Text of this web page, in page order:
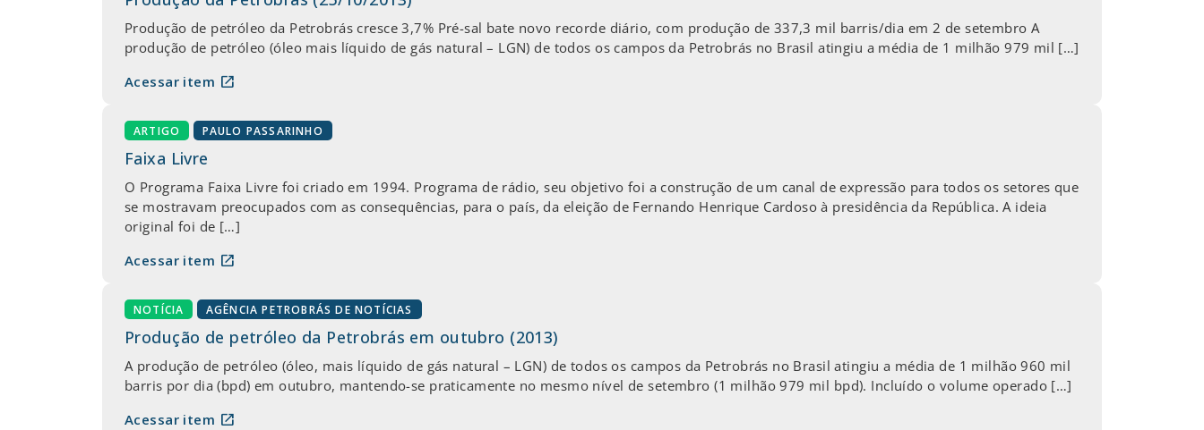
Produção de petróleo da Petrobrás cresce 3,7% Pré-sal bate novo recorde diário, com produção de 337,3 mil barris/dia em 2 de setembro A
produção de petróleo (óleo mais líquido de gás natural – LGN) de todos os campos da Petrobrás no Brasil atingiu a média de 1 milhão 979 mil […]
Acessar item open_in_new
ARTIGO PAULO PASSARINHO
Faixa Livre
O Programa Faixa Livre foi criado em 1994. Programa de rádio, seu objetivo foi a construção de um canal de expressão para todos os setores que
se mostravam preocupados com as consequências, para o país, da eleição de Fernando Henrique Cardoso à presidência da República. A ideia
original foi de […]
Acessar item open_in_new
NOTÍCIA AGÊNCIA PETROBRÁS DE NOTÍCIAS
Produção de petróleo da Petrobrás em outubro (2013)
A produção de petróleo (óleo, mais líquido de gás natural – LGN) de todos os campos da Petrobrás no Brasil atingiu a média de 1 milhão 960 mil
barris por dia (bpd) em outubro, mantendo-se praticamente no mesmo nível de setembro (1 milhão 979 mil bpd). Incluído o volume operado […]
Acessar item open_in_new